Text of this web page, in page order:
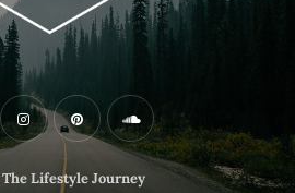
The Lifestyle Journey